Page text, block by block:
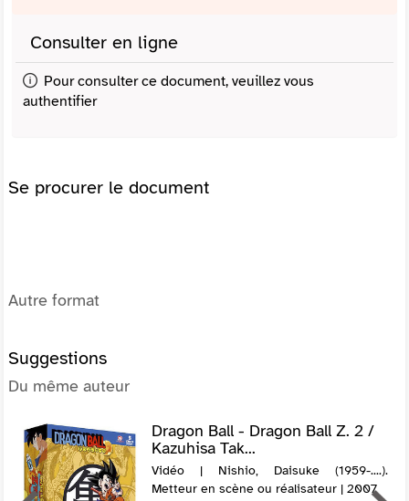
Consulter en ligne
Pour consulter ce document, veuillez vous
authentifier
Se procurer le document
Autre format
Suggestions
Du même auteur
Dragon Ball - Dragon Ball Z. 2 /
Kazuhisa Tak...
Vidéo | Nishio, Daisuke (1959-....).
Metteur en scène ou réalisateur | 2007